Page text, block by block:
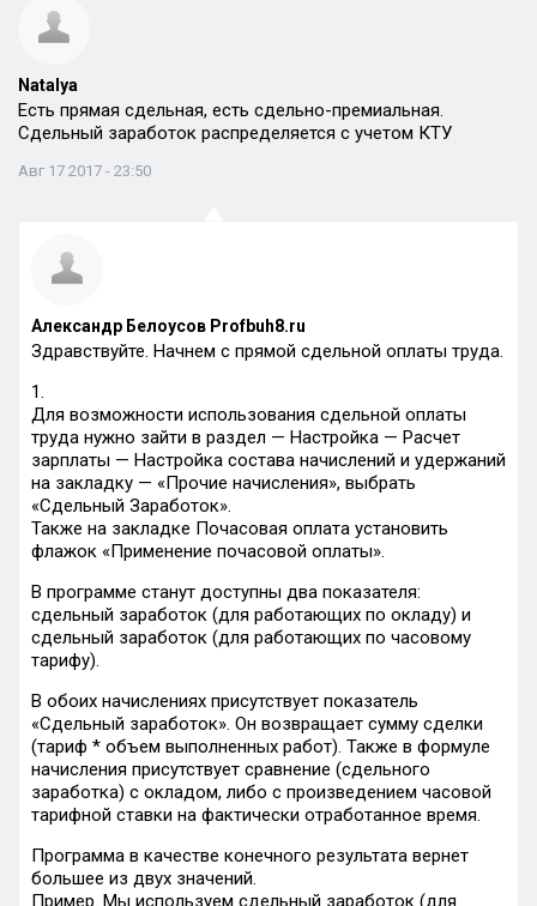
Natalya
Eсть прямая сдельная, есть сдельно-премиальная.
Сдельный заработок распределяется с учетом КТУ
Авг 17 2017 - 23:50
Александр Белоусов Profbuh8.ru
Здравствуйте. Начнем с прямой сдельной оплаты труда.
1.
Для возможности использования сдельной оплаты
труда нужно зайти в раздел — Настройка — Расчет
зарплаты — Настройка состава начислений и удержаний
на закладку — «Прочие начисления», выбрать
«Сдельный Заработок».
Также на закладке Почасовая оплата установить
флажок «Применение почасовой оплаты».
В программе станут доступны два показателя:
сдельный заработок (для работающих по окладу) и
сдельный заработок (для работающих по часовому
тарифу).
В обоих начислениях присутствует показатель
«Сдельный заработок». Он возвращает сумму сделки
(тариф * объем выполненных работ). Также в формуле
начисления присутствует сравнение (сдельного
заработка) с окладом, либо с произведением часовой
тарифной ставки на фактически отработанное время.
Программа в качестве конечного результата вернет
большее из двух значений.
Пример. Мы используем сдельный заработок (для